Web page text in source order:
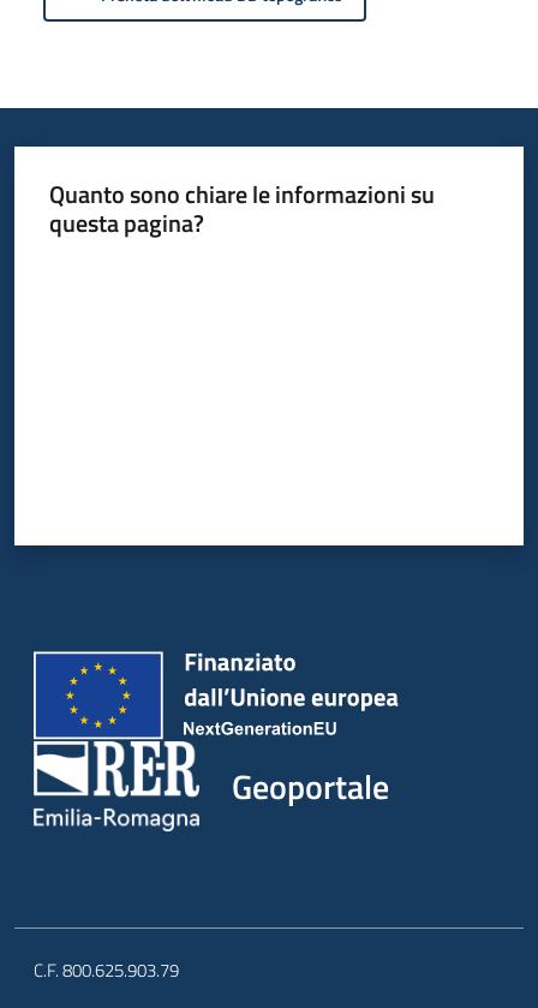
Quanto sono chiare le informazioni su
questa pagina?
Geoportale
C.F. 800.625.903.79